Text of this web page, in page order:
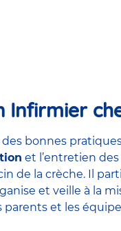
Infirmier
bonnes
et l’entretien
de la crèche. Il
et veille à la
parents et les